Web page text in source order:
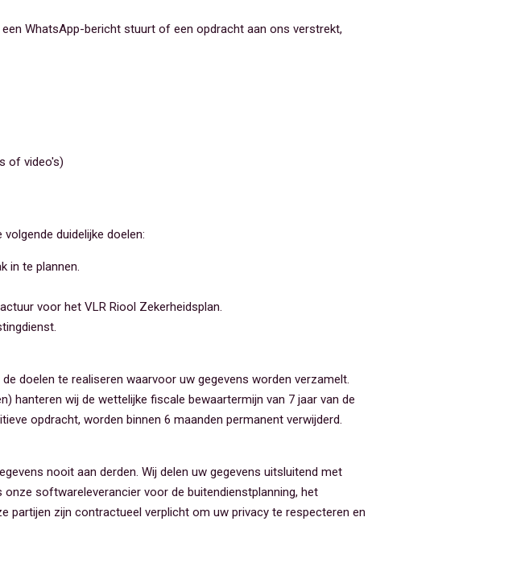
WhatsApp-bericht stuurt of een opdracht aan ons verstrekt,
of video's)
duidelijke doelen:
in te plannen.
voor het VLR Riool Zekerheidsplan.
doelen te realiseren waarvoor uw gegevens worden verzamelt.
hanteren wij de wettelijke fiscale bewaartermijn van 7 jaar van de
opdracht, worden binnen 6 maanden permanent verwijderd.
nooit aan derden. Wij delen uw gegevens uitsluitend met
softwareleverancier voor de buitendienstplanning, het
partijen zijn contractueel verplicht om uw privacy te respecteren en